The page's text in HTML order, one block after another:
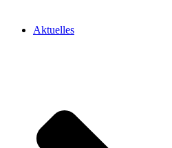
Aktuelles